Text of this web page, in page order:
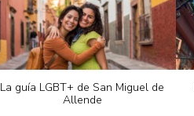
La guía LGBT+ de San Miguel de
Allende